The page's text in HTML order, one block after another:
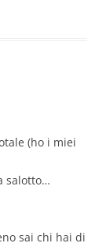
(ho i miei
salotto…
sai chi hai di